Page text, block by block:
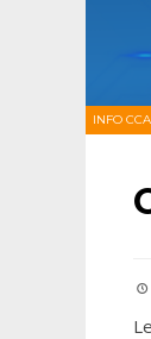
INFO
Le